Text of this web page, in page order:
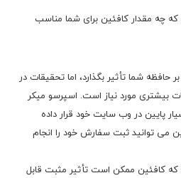
چه مقدار کافئین برای شما مناسب
شما تأثیر بگذارد، اما تحقیقات در
بیشتری مورد نیاز است. اسپرسو میکر
پایین در وب سایت خود قرار داده
می توانید ثبت سفارش خود را انجام
کافئین ممکن است تأثیر مثبت قابل